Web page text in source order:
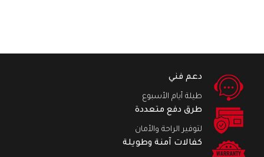
دعم فني
طيلة أيام الأسبوع
طرق دفع متعددة
لتوفير الراحة والأمان
كفالات آمنة وطويلة